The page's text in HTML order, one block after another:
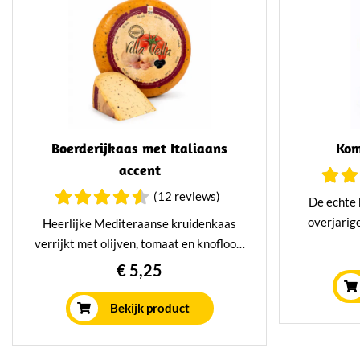
Boerderijkaas met Italiaans
accent
(12 reviews)
Heerlijke Mediteraanse kruidenkaas
verrijkt met olijven, tomaat en knoflook.
Jong belegen kaas met een kruidig en
pittig karakter.
€ 5,25
Bekijk product
De echte
wat